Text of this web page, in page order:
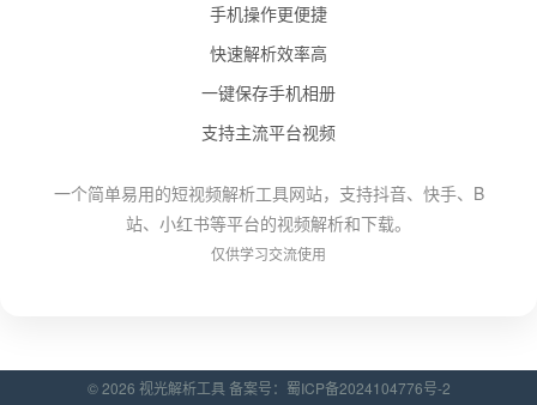
手机操作更便捷
快速解析效率高
一键保存手机相册
支持主流平台视频
一个简单易用的短视频解析工具网站，支持抖音、快手、B
站、小红书等平台的视频解析和下载。
仅供学习交流使用
© 2026 视光解析工具 备案号： 蜀ICP备2024104776号-2